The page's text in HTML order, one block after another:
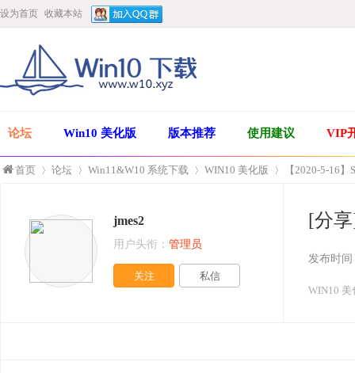
设为首页 收藏本站
论坛 Win10 美化版 版本推荐 使用建议 VIP
首页
»
论坛 Win11&W10 系统下载
›
WIN10 美化版 【2020-5-16
[分享
发布时间
WIN10 美
jmes2
用户头衔： 管理员
关注 私信